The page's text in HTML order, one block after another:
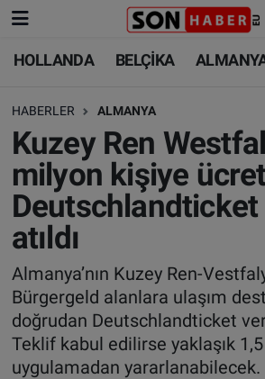
HOLLANDA BELÇİKA
HABERLER ALMANYA
Kuzey Ren
milyon kişiye
Deutschlandticket
atıldı
Almanya’nın Kuzey Ren-
Bürgergeld alanlara ulaşım
doğrudan Deutschlandticket
Teklif kabul edilirse yaklaşık
uygulamadan yararlanabilecek.
HOLLANDA
BELÇİKA
ALMANYA
FRANSA
AVUSTURYA
SAĞLIK - YAŞAM
BİLİM-TEKNOLOJİ
HOLLANDA
BELÇİKA
ALMANYA
TÜRKİYE
DÜNYA
BİLİM-TEKNOLOJİ
SAĞLIK
Nöbetçi Eczaneler
Hava Durumu
Trafik Durumu
Süper Lig Puan Durumu ve
Tüm Manşetler
Son Dakika Haberleri
Haber Arşivi